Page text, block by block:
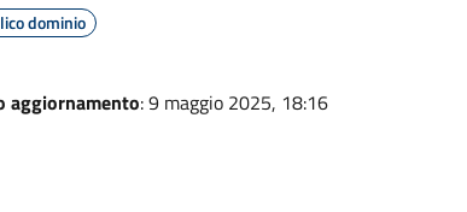
dominio
aggiornamento: 9 maggio 2025, 18:16